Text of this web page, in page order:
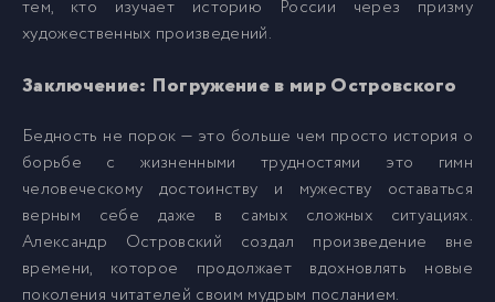
тем, кто изучает историю России через призму
художественных произведений.
Заключение: Погружение в мир Островского
Бедность не порок — это больше чем просто история о
борьбе с жизненными трудностями это гимн
человеческому достоинству и мужеству оставаться
верным себе даже в самых сложных ситуациях.
Александр Островский создал произведение вне
времени, которое продолжает вдохновлять новые
поколения читателей своим мудрым посланием.